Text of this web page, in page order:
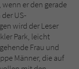
er den gerade
US-
wird der Leser
Park, leicht
Frau und
Männer, die auf
zu